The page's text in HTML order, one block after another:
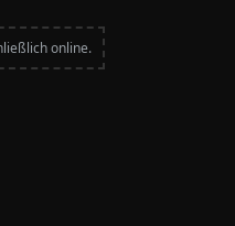
online.